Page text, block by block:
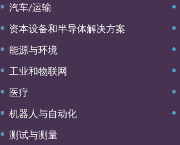
汽车/运输
资本设备和半导体解决方案
能源与环境
工业和物联网
医疗
机器人与自动化
测试与测量